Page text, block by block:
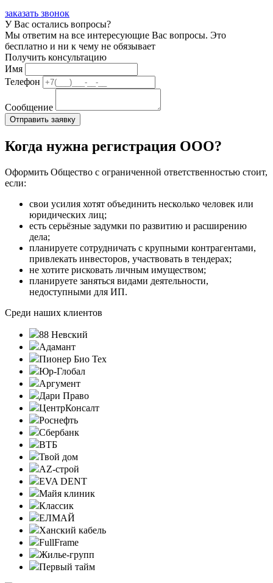
заказать звонок
У Вас остались вопросы?
Мы ответим на все интересующие Вас вопросы. Это
бесплатно и ни к чему не обязывает
Получить консультацию
Имя
Телефон
Сообщение
Когда нужна регистрация ООО?
Оформить Общество с ограниченной ответственностью стоит,
если:
свои усилия хотят объединить несколько человек или
юридических лиц;
есть серьёзные задумки по развитию и расширению
дела;
планируете сотрудничать с крупными контрагентами,
привлекать инвесторов, участвовать в тендерах;
не хотите рисковать личным имуществом;
планируете заняться видами деятельности,
недоступными для ИП.
Среди наших клиентов
88 Невский
Адамант
Пионер Био Тех
Юр-Глобал
Аргумент
Дари Право
ЦентрКонсалт
Роснефть
Сбербанк
ВТБ
Твой дом
AZ-строй
EVA DENT
Майя клиник
Классик
ЕЛМАЙ
Ханский кабель
FullFrame
Жилье-групп
Первый тайм